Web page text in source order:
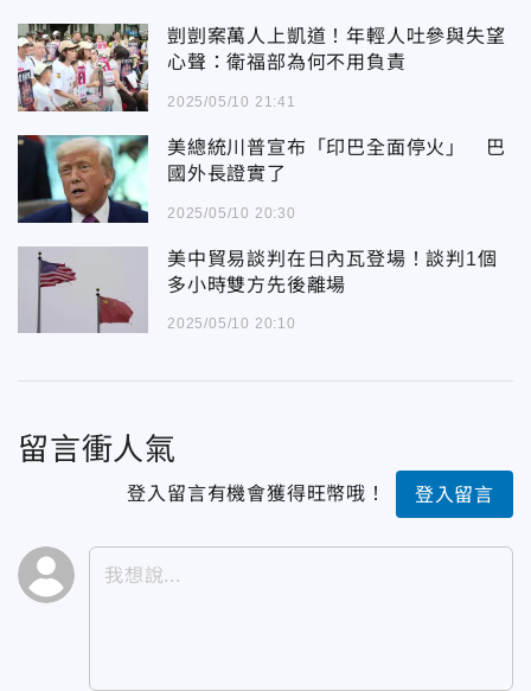
剴剴案萬人上凱道！年輕人吐參與失望
心聲：衛福部為何不用負責
2025/05/10 21:41
美總統川普宣布「印巴全面停火」 巴
國外長證實了
2025/05/10 20:30
美中貿易談判在日內瓦登場！談判1個
多小時雙方先後離場
2025/05/10 20:10
留言衝人氣
登入留言有機會獲得旺幣哦！ 登入留言